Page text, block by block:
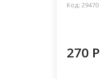
Код: 29470
270 P